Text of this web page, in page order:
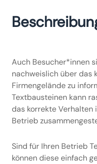
Auch Besucher*innen
nachweislich über das
Firmengelände zu
Textbausteinen kann
das korrekte Verhalten
Betrieb
Sind für Ihren Betrieb
können diese einfach